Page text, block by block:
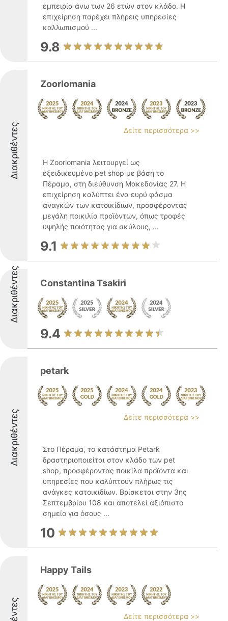
εμπειρία άνω των 26 ετών στον κλάδο. Η
επιχείρηση παρέχει πλήρεις υπηρεσίες
καλλωπισμού ...
9.8
Διακριθέντες
Zoorlomania
Δείτε περισσότερα >>
Η Zoorlomania λειτουργεί ως
εξειδικευμένο pet shop με βάση το
Πέραμα, στη διεύθυνση Μακεδονίας 27. Η
επιχείρηση καλύπτει ένα ευρύ φάσμα
αναγκών των κατοικίδιων, προσφέροντας
μεγάλη ποικιλία προϊόντων, όπως τροφές
υψηλής ποιότητας για σκύλους, ...
9.1
Διακριθέντες Constantina Tsakiri
9.4
Διακριθέντες
petark
Δείτε περισσότερα >>
Στο Πέραμα, το κατάστημα Petark
δραστηριοποιείται στον κλάδο των pet
shop, προσφέροντας ποικίλα προϊόντα και
υπηρεσίες που καλύπτουν πλήρως τις
ανάγκες κατοικιδίων. Βρίσκεται στην 3ης
Σεπτεμβρίου 108 και αποτελεί αξιόπιστο
σημείο για όσους ...
10
Happy Tails
Δείτε περισσότερα >>